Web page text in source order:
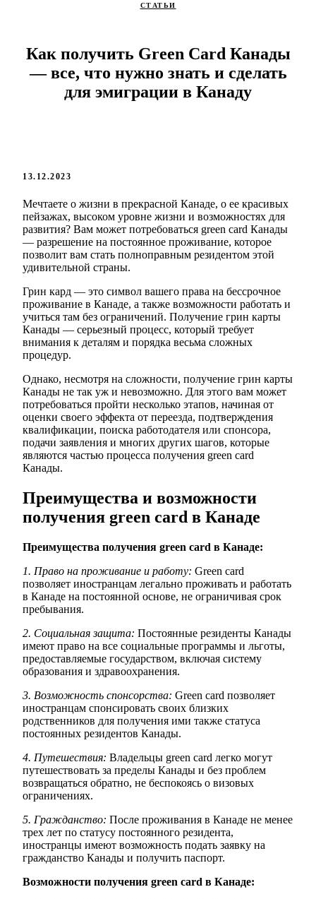
СТАТЬИ
Как получить Green Card Канады
— все, что нужно знать и сделать
для эмиграции в Канаду
13.12.2023
Мечтаете о жизни в прекрасной Канаде, о ее красивых
пейзажах, высоком уровне жизни и возможностях для
развития? Вам может потребоваться green card Канады
— разрешение на постоянное проживание, которое
позволит вам стать полноправным резидентом этой
удивительной страны.
Грин кард — это символ вашего права на бессрочное
проживание в Канаде, а также возможности работать и
учиться там без ограничений. Получение грин карты
Канады — серьезный процесс, который требует
внимания к деталям и порядка весьма сложных
процедур.
Однако, несмотря на сложности, получение грин карты
Канады не так уж и невозможно. Для этого вам может
потребоваться пройти несколько этапов, начиная от
оценки своего эффекта от переезда, подтверждения
квалификации, поиска работодателя или спонсора,
подачи заявления и многих других шагов, которые
являются частью процесса получения green card
Канады.
Преимущества и возможности
получения green card в Канаде
Преимущества получения green card в Канаде:
1. Право на проживание и работу: Green card
позволяет иностранцам легально проживать и работать
в Канаде на постоянной основе, не ограничивая срок
пребывания.
2. Социальная защита: Постоянные резиденты Канады
имеют право на все социальные программы и льготы,
предоставляемые государством, включая систему
образования и здравоохранения.
3. Возможность спонсорства: Green card позволяет
иностранцам спонсировать своих близких
родственников для получения ими также статуса
постоянных резидентов Канады.
4. Путешествия: Владельцы green card легко могут
путешествовать за пределы Канады и без проблем
возвращаться обратно, не беспокоясь о визовых
ограничениях.
5. Гражданство: После проживания в Канаде не менее
трех лет по статусу постоянного резидента,
иностранцы имеют возможность подать заявку на
гражданство Канады и получить паспорт.
Возможности получения green card в Канаде: